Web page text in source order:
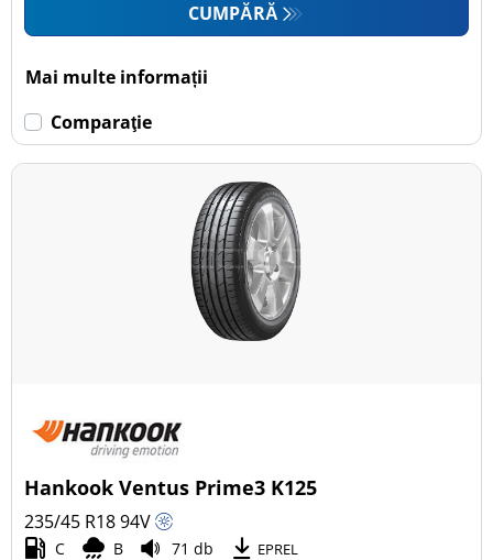
CUMPĂRĂ
Mai multe informații
Comparaţie
Hankook Ventus Prime3 K125
235/45 R1894V
C B 71 db EPREL